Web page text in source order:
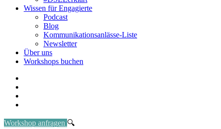
Wissen für Engagierte
Podcast
Blog
Kommunikationsanlässe-Liste
Newsletter
Über uns
Workshops buchen
Workshop anfragen